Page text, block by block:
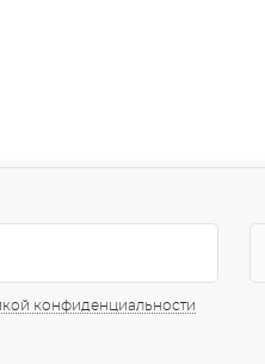
конфиденциальности